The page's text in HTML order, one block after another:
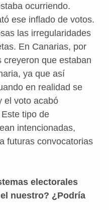
ocurriendo.
ese inflado de votos.
las irregularidades
En Canarias, por
creyeron que estaban
ya que así
en realidad se
el voto acabó
tipo de
intencionadas,
futuras convocatorias
electorales
nuestro? ¿Podría